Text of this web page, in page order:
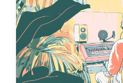
kit de herramientas para creadores.